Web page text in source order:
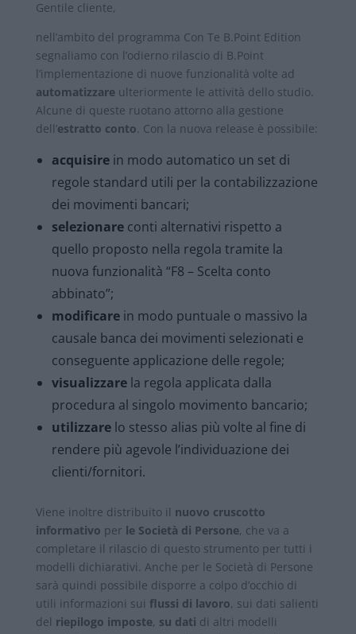
Gentile cliente,
nell’ambito del programma Con Te B.Point Edition
segnaliamo con l’odierno rilascio di B.Point
l’implementazione di nuove funzionalità volte ad
automatizzareulteriormente le attività dello studio.
Alcune di queste ruotano attorno alla gestione
dell’estratto conto . Con la nuova release è possibile:
acquisirein modo automatico un set di
regole standard utili per la contabilizzazione
dei movimenti bancari;
selezionareconti alternativi rispetto a
quello proposto nella regola tramite la
nuova funzionalità “F8 – Scelta conto
abbinato”;
modificarein modo puntuale o massivo la
causale banca dei movimenti selezionati e
conseguente applicazione delle regole;
visualizzarela regola applicata dalla
procedura al singolo movimento bancario;
utilizzarelo stesso alias più volte al fine di
rendere più agevole l’individuazione dei
clienti/fornitori.
Viene inoltre distribuito il nuovo cruscotto
informativo per le Società di Persone, che va a
completare il rilascio di questo strumento per tutti i
modelli dichiarativi. Anche per le Società di Persone
sarà quindi possibile disporre a colpo d’occhio di
utili informazioni sui flussi di lavoro, sui dati salienti
del riepilogo imposte, su dati di altri modelli